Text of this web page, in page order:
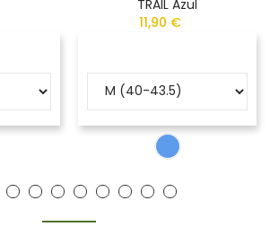
TRAIL Azul
11,90 €